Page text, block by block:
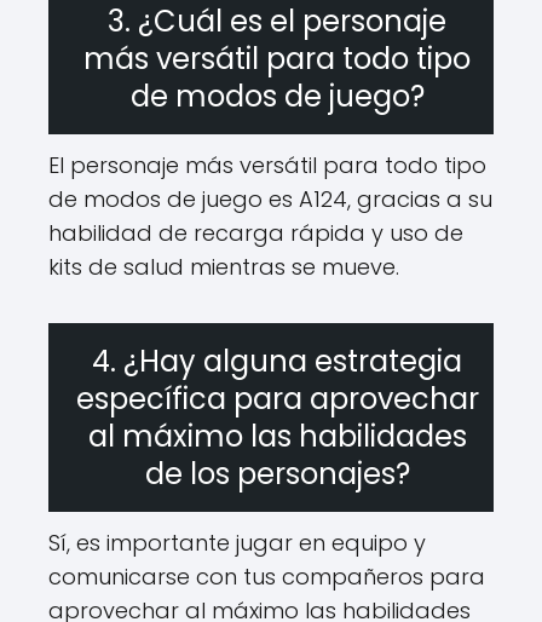
3. ¿Cuál es el personaje
más versátil para todo tipo
de modos de juego?
El personaje más versátil para todo tipo
de modos de juego es A124, gracias a su
habilidad de recarga rápida y uso de
kits de salud mientras se mueve.
4. ¿Hay alguna estrategia
específica para aprovechar
al máximo las habilidades
de los personajes?
Sí, es importante jugar en equipo y
comunicarse con tus compañeros para
aprovechar al máximo las habilidades